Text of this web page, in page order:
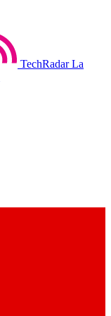
TechRadar La